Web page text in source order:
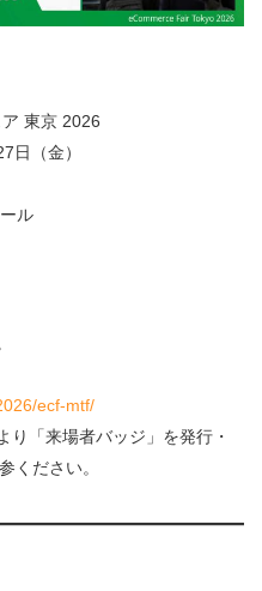
東京 2026
日（金）
ル
ecf-mtf/
「来場者バッジ」を発行・
ください。